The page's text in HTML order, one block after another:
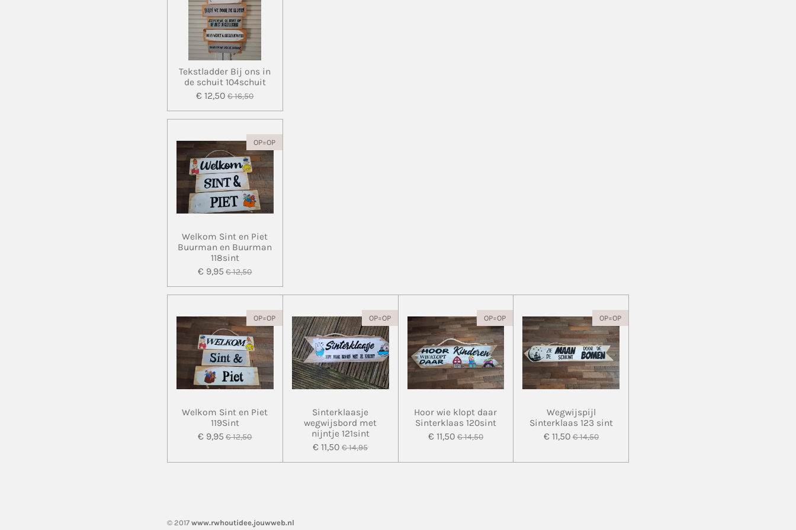
Tekstladder Bij ons in
de schuit 104schuit
€ 12,50 € 16,50
OP=OP
Welkom Sint en Piet
Buurman en Buurman
118sint
€ 9,95 € 12,50
OP=OP
Welkom Sint en Piet
119Sint
€ 9,95 € 12,50
OP=OP
Sinterklaasje
wegwijsbord met
nijntje 121sint
€ 11,50 € 14,95
OP=OP
Hoor wie klopt daar
Sinterklaas 120sint
€ 11,50 € 14,50
OP=OP
Wegwijspijl
Sinterklaas 123 sint
€ 11,50 € 14,50
© 2017 www.rwhoutidee.jouwweb.nl